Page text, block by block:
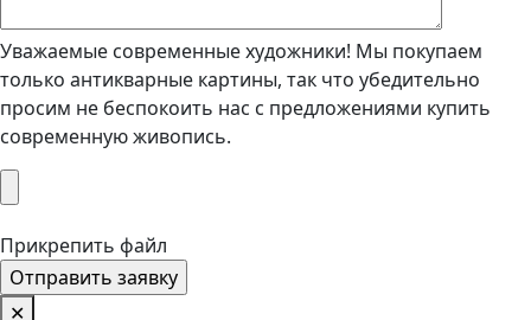
Уважаемые современные художники! Мы покупаем
только антикварные картины, так что убедительно
просим не беспокоить нас с предложениями купить
современную живопись.
Прикрепить файл
✕